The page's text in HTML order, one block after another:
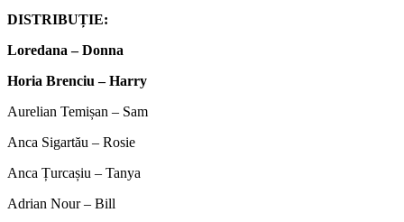
DISTRIBUȚIE:
Loredana – Donna
Horia Brenciu – Harry
Aurelian Temișan – Sam
Anca Sigartău – Rosie
Anca Țurcașiu – Tanya
Adrian Nour – Bill